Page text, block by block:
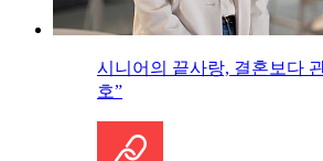
시니어의 끝사랑, 결혼보다
호”